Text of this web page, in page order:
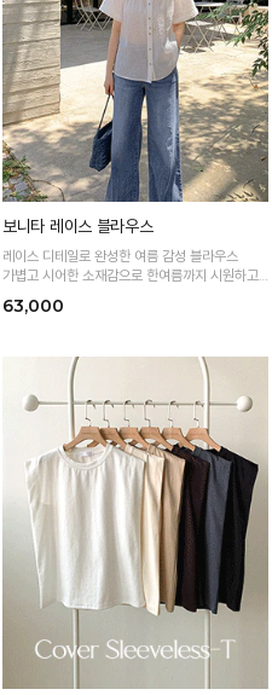
보니타 레이스 블라우스
레이스 디테일로 완성한 여름 감성 블라우스
가볍고 시어한 소재감으로 한여름까지 시원하고
63,000